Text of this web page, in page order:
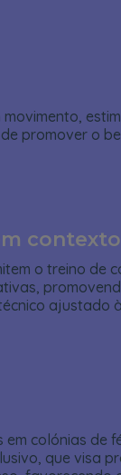
promover o
o treino de
ajustado
colónias de
que visa